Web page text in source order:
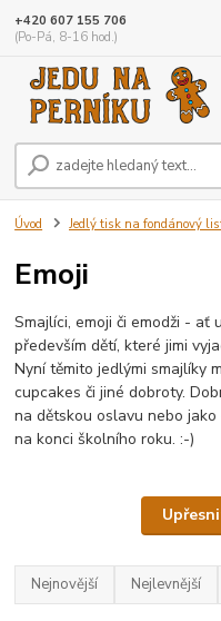
+420 607 155 706
(Po-Pá, 8-16 hod.)
Úvod Jedlý tisk na fondánový
Emoji
Smajlíci, emoji či emodži - ať
především dětí, které jimi
Nyní těmito jedlými smajlíky
cupcakes či jiné dobroty.
na dětskou oslavu nebo
na konci školního roku. :-)
Nejnovější Nejlevnější